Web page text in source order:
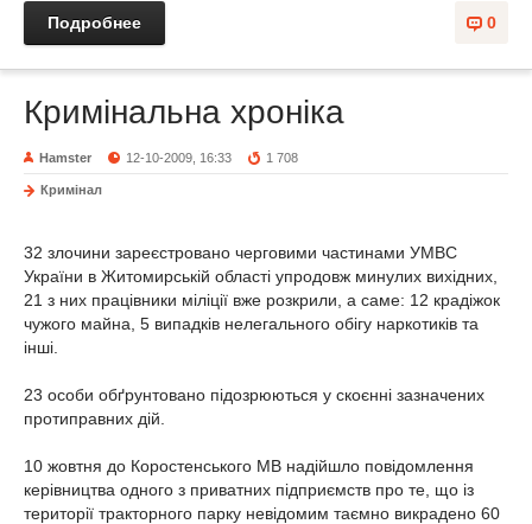
0
Подробнее
Кримінальна хроніка
Hamster 12-10-2009, 16:33 1 708
Кримінал
32 злочини зареєстровано черговими частинами УМВС
України в Житомирській області упродовж минулих вихідних,
21 з них працівники міліції вже розкрили, а саме: 12 крадіжок
чужого майна, 5 випадків нелегального обігу наркотиків та
інші.
23 особи обґрунтовано підозрюються у скоєнні зазначених
протиправних дій.
10 жовтня до Коростенського МВ надійшло повідомлення
керівництва одного з приватних підприємств про те, що із
території тракторного парку невідомим таємно викрадено 60